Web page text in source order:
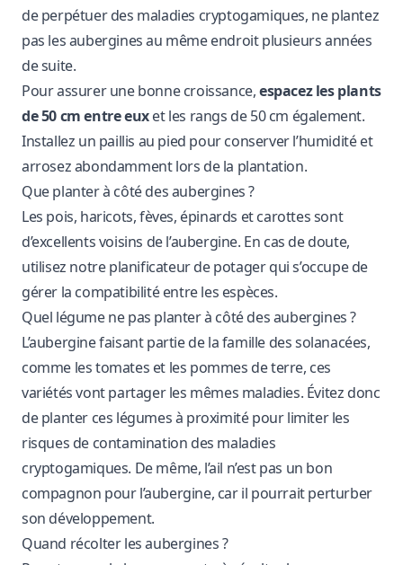
de perpétuer des maladies cryptogamiques, ne plantez
pas les aubergines au même endroit plusieurs années
de suite.
Pour assurer une bonne croissance,espacez les plants
de 50 cm entre euxet les rangs de 50 cm également.
Installez un paillis au pied pour conserver l’humidité et
arrosez abondamment lors de la plantation.
Que planter à côté des aubergines ?
Les pois, haricots, fèves, épinards et carottes sont
d’excellents voisins de l’aubergine. En cas de doute,
utilisez notreplanificateur de potagerqui s’occupe de
gérer la compatibilité entre les espèces.
Quel légume ne pas planter à côté des aubergines ?
L’aubergine faisant partie de la famille des solanacées,
comme les tomates et les pommes de terre, ces
variétés vont partager les mêmes maladies. Évitez donc
de planter ces légumes à proximité pour limiter les
risques de contamination des maladies
cryptogamiques. De même, l’ail n’est pas un bon
compagnon pour l’aubergine, car il pourrait perturber
son développement.
Quand récolter les aubergines ?